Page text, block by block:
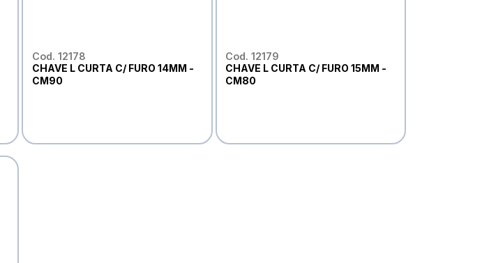
Cod. 12178
CHAVE L CURTA C/ FURO 14MM -
CM90
Cod. 12179
CHAVE L CURTA C/ FURO 15MM -
CM80